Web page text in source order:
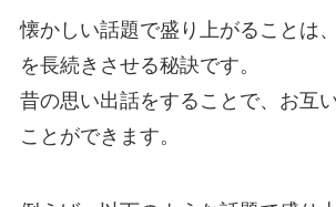
懐かしい話題で盛り上がることは
を長続きさせる秘訣です。
昔の思い出話をすることで、お互
ことができます。